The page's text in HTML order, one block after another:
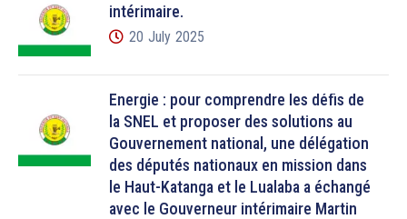
intérimaire.
20 July 2025
Énergie : pour comprendre les défis de
la SNEL et proposer des solutions au
Gouvernement national, une délégation
des députés nationaux en mission dans
le Haut-Katanga et le Lualaba a échangé
avec le Gouverneur intérimaire Martin